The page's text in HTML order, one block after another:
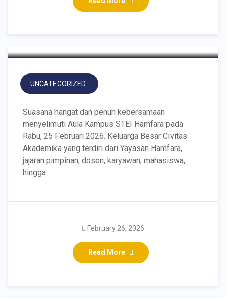
Bersama Keluarga Besar
UNCATEGORIZED
Suasana hangat dan penuh kebersamaan
menyelimuti Aula Kampus STEI Hamfara pada
Rabu, 25 Februari 2026. Keluarga Besar Civitas
Akademika yang terdiri dari Yayasan Hamfara,
jajaran pimpinan, dosen, karyawan, mahasiswa,
hingga
Read More
February 26, 2026
Ponpes HPAIC Merapi,
STEI Hamfara Bagikan
Kunci Sukses Kuliah